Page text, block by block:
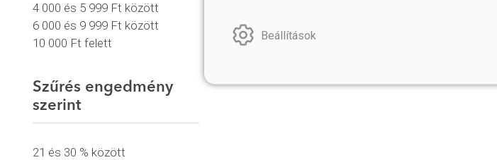
4 000 és 5 999 Ft között
6 000 és 9 999 Ft között
10 000 Ft felett
Szűrés engedmény
szerint
21 és 30 % között
Beállítások